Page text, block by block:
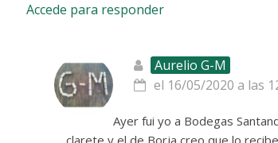
Accede para responder
Aurelio G-M
el 16/05/2020 a las
Ayer fui yo a Bodegas
clarete y el de Borja creo que lo